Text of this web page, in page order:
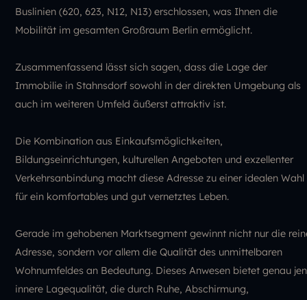
Buslinien (620, 623, N12, N13) erschlossen, was Ihnen die
Mobilität im gesamten Großraum Berlin ermöglicht.
Zusammenfassend lässt sich sagen, dass die Lage der
Immobilie in Stahnsdorf sowohl in der direkten Umgebung als
auch im weiteren Umfeld äußerst attraktiv ist.
Die Kombination aus Einkaufsmöglichkeiten,
Bildungseinrichtungen, kulturellen Angeboten und exzellenter
Verkehrsanbindung macht diese Adresse zu einer idealen Wahl
für ein komfortables und gut vernetztes Leben.
Gerade im gehobenen Marktsegment gewinnt nicht nur die
Adresse, sondern vor allem die Qualität des unmittelbaren
Wohnumfeldes an Bedeutung. Dieses Anwesen bietet genau
innere Lagequalität, die durch Ruhe, Abschirmung,